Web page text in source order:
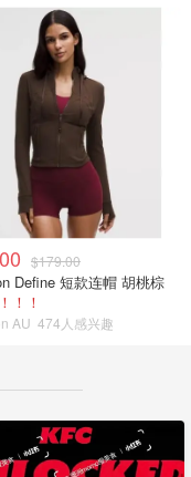
$179.00
Define 短款连帽 胡桃棕
！！
AU 474人感兴趣